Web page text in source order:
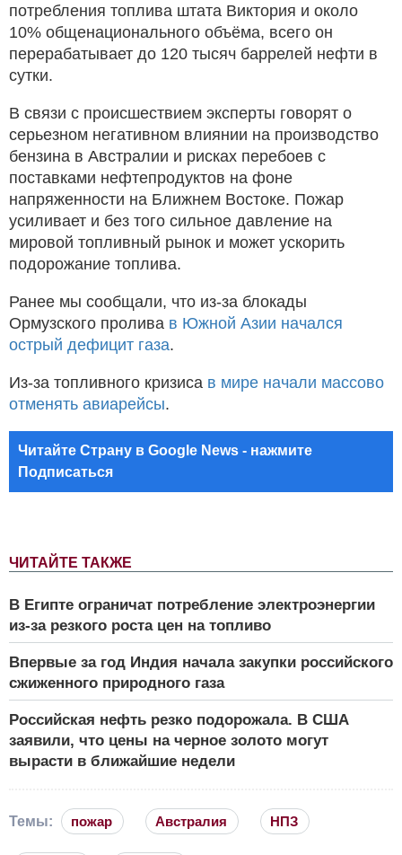
ЧИТАЙТЕ ТАКЖЕ
В Египте ограничат потребление электроэнергии
из-за резкого роста цен на топливо
Впервые за год Индия начала закупки российского
сжиженного природного газа
Российская нефть резко подорожала. В США
заявили, что цены на черное золото могут
вырасти в ближайшие недели
потребления топлива штата Виктория и около
10% общенационального объёма, всего он
перерабатывает до 120 тысяч баррелей нефти в
сутки.
В связи с происшествием эксперты говорят о
серьезном негативном влиянии на производство
бензина в Австралии и рисках перебоев с
поставками нефтепродуктов на фоне
напряженности на Ближнем Востоке. Пожар
усиливает и без того сильное давление на
мировой топливный рынок и может ускорить
подорожание топлива.
Ранее мы сообщали, что из-за блокады
Ормузского пролива в Южной Азии начался
острый дефицит газа.
Из-за топливного кризиса в мире начали массово
отменять авиарейсы.
Читайте Страну в Google News - нажмите
Подписаться
Темы: пожар Австралия НПЗ